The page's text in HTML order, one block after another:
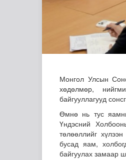
Монгол Улсын
хөдөлмөр,
байгууллагууд
Өмнө нь тус
Үндэсний
төлөөллийг
бусад яам,
байгуулах замаар